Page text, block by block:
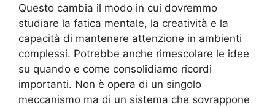
Questo cambia il modo in cui dovremmo
studiare la fatica mentale, la creatività e la
capacità di mantenere attenzione in ambienti
complessi. Potrebbe anche rimescolare le idee
su quando e come consolidiamo ricordi
importanti. Non è opera di un singolo
meccanismo ma di un sistema che sovrappone